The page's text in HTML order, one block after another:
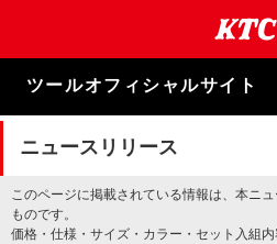
ま
キ
ツールオフィシャルサイト
ニュースリリース
このページに掲載されている情報は、本ニ
ものです。
価格・仕様・サイズ・カラー・セット入組